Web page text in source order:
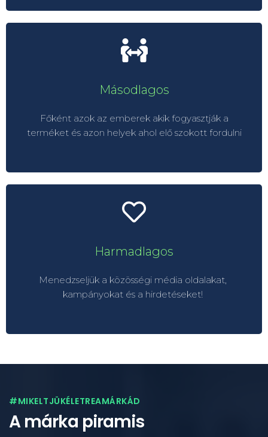
Másodlagos
Főként azok az emberek akik fogyasztják a
terméket és azon helyek ahol elő szokott fordulni
Másodlagos
Vállalati nagykövetek
Termék nagykövetek
Márkát használó emberek
Márka közösségei
Márka eseményei
Harmadlagos
Menedzseljük a közösségi média oldalakat,
kampányokat és a hirdetéseket!
A márkához kapcsolódó érzelmek
A márkához társított vágyak, illúziók és gondolatok
#MIKELTJÜKÉLETREAMÁRKÁD
A márka piramis